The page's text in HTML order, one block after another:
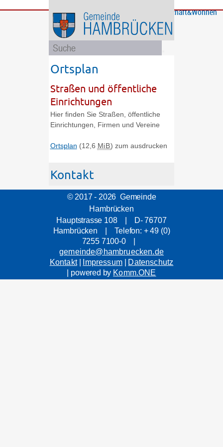
Bürgerservice
GemeindeBildung
und
Soziales
Rathaus
und
Politik
Wirtschaft&Wohnen
Ortsplan
Straßen und öffentliche
Einrichtungen
Hier finden Sie Straßen, öffentliche
Einrichtungen, Firmen und Vereine
Ortsplan (12,6 MiB) zum ausdrucken
Kontakt
© 2017 - 2026 Gemeinde
Hambrücken
Hauptstrasse 108 | D- 76707
Hambrücken | Telefon: + 49 (0)
7255 7100-0 |
gemeinde@hambruecken.de
Kontakt| Impressum| Datenschutz
| powered by Komm.ONE